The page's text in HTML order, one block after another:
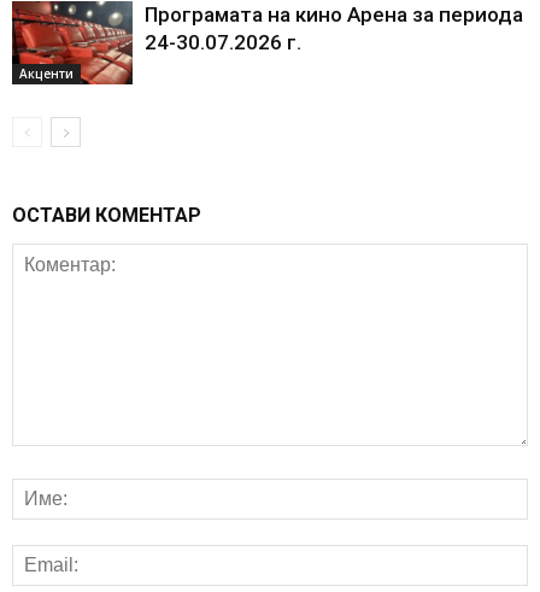
Акценти
Програмата на кино Арена за периода
24-30.07.2026 г.
ОСТАВИ КОМЕНТАР